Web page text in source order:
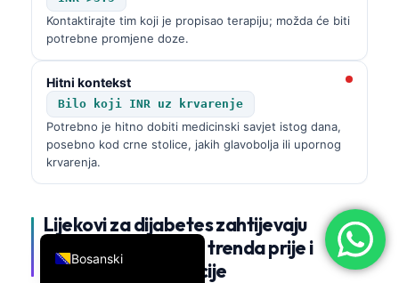
Kontaktirajte tim koji je propisao terapiju; možda će biti
potrebne promjene doze.
Hitni kontekst
Bilo koji INR uz krvarenje
Potrebno je hitno dobiti medicinski savjet istog dana,
posebno kod crne stolice, jakih glavobolja ili upornog
krvarenja.
Lijekovi za dijabetes zahtijevaju
provjere glukoznog trenda prije i
nakon suplementacije
Bosanski
English
العربية
Français
עִבְרִית
Italiano
Português